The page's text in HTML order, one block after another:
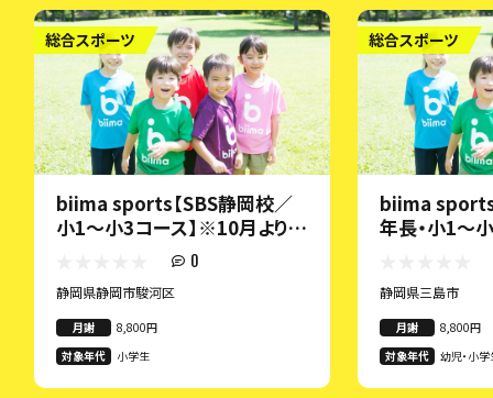
総合スポーツ
biima sports【SBS静岡校／
小1～小3コース】※10月より開
0
静岡県静岡市駿河区
月謝
8,800円
対象年代
小学生
総合スポーツ
biima sports
年長・小1～
静岡県三島市
月謝
8,800円
対象年代
幼児・小